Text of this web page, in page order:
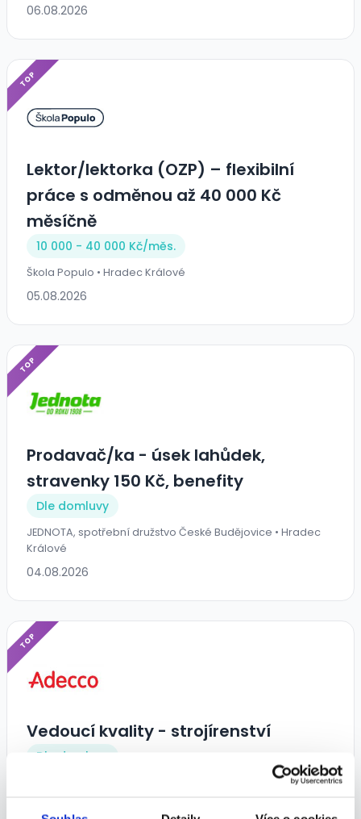
06.08.2026
TOP
Lektor/lektorka (OZP) – flexibilní
práce s odměnou až 40 000 Kč
měsíčně
10 000 - 40 000 Kč/měs.
Škola Populo • Hradec Králové
05.08.2026
TOP
Prodavač/ka - úsek lahůdek,
stravenky 150 Kč, benefity
Dle domluvy
JEDNOTA, spotřební družstvo České Budějovice • Hradec
Králové
04.08.2026
TOP
Vedoucí kvality - strojírenství
Dle domluvy